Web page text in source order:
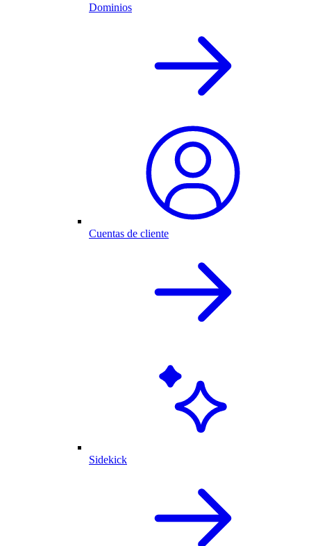
Dominios
Cuentas de cliente
Sidekick